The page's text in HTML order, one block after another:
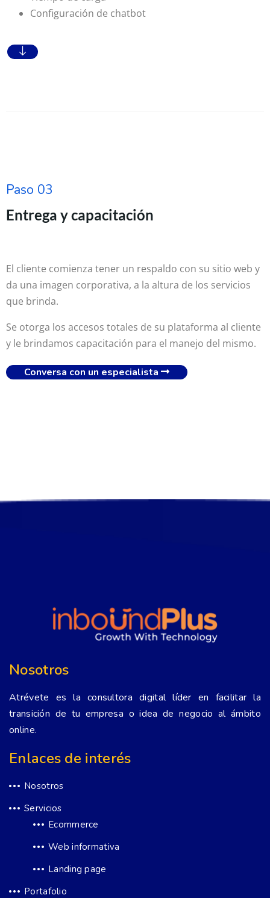
Configuración de chatbot
Paso 03
Entrega y capacitación
El cliente comienza tener un respaldo con su sitio web y
da una imagen corporativa, a la altura de los servicios
que brinda.
Se otorga los accesos totales de su plataforma al cliente
y le brindamos capacitación para el manejo del mismo.
Conversa con un especialista
Nosotros
Atrévete es la consultora digital líder en facilitar la
transición de tu empresa o idea de negocio al ámbito
online.
Enlaces de interés
Nosotros
Servicios
Ecommerce
Web informativa
Landing page
Portafolio